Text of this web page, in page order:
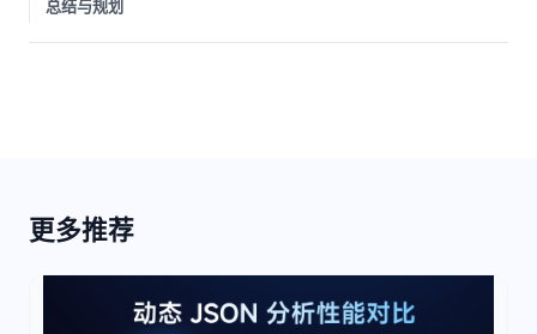
总结与规划
更多推荐